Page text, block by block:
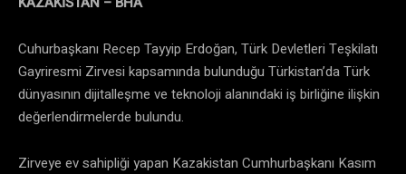
Cuhurbaşkanı Recep Tayyip Erdoğan, Türk Devletleri Teşkilatı
Gayriresmi Zirvesi kapsamında bulunduğu Türkistan’da Türk
dünyasının dijitalleşme ve teknoloji alanındaki iş birliğine ilişkin
değerlendirmelerde bulundu.
Zirveye ev sahipliği yapan Kazakistan Cumhurbaşkanı Kasım